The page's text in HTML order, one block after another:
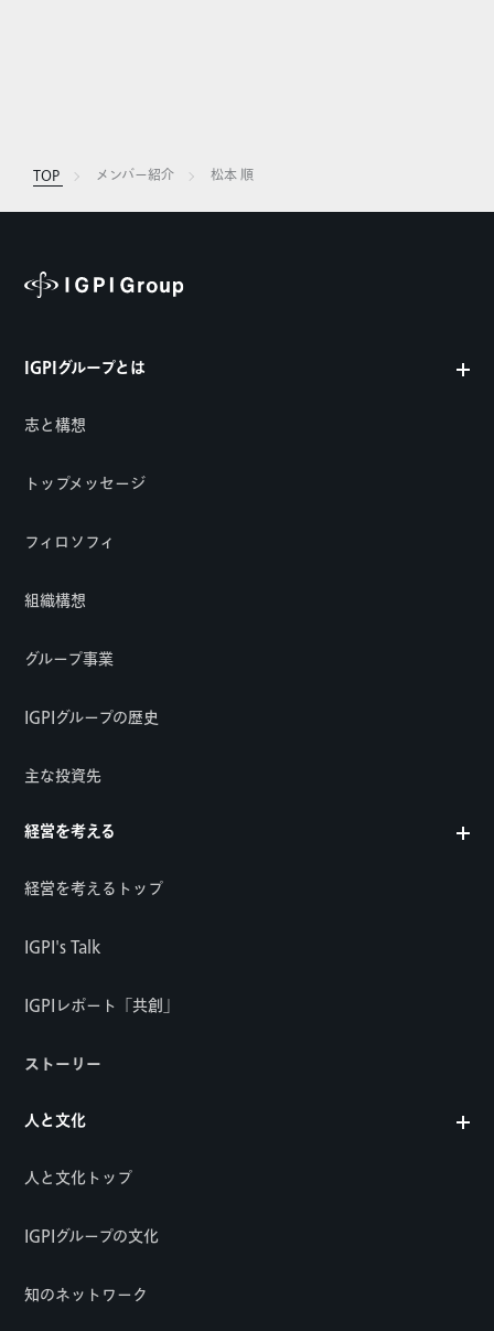
TOP メンバー紹介 松本 順
IGPIグループとは
志と構想
トップメッセージ
フィロソフィ
組織構想
グループ事業
IGPIグループの歴史
主な投資先
経営を考える
経営を考えるトップ
IGPI's Talk
IGPIレポート「共創」
ストーリー
人と文化
人と文化トップ
IGPIグループの文化
知のネットワーク